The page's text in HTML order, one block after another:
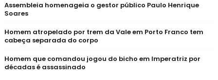
Assembleia homenageia o gestor público Paulo Henrique
Soares
Homem atropelado por trem da Vale em Porto Franco tem
cabeça separada do corpo
Homem que comandou jogou do bicho em Imperatriz por
décadas é assassinado